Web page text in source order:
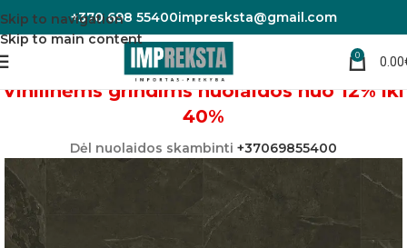
Skip to navigation
Skip to main content
+370 698 55400impresksta@gmail.com
0 0.00
Pradžia Vinilinės grindys
Vinilinėms grindims nuolaidos nuo 12% iki
40%
Dėl nuolaidos skambinti +37069855400